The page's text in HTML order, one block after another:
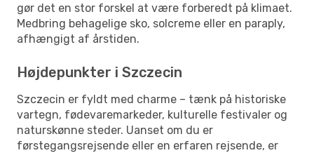
gør det en stor forskel at være forberedt på klimaet.
Medbring behagelige sko, solcreme eller en paraply,
afhængigt af årstiden.
Højdepunkter i Szczecin
Szczecin er fyldt med charme – tænk på historiske
vartegn, fødevaremarkeder, kulturelle festivaler og
naturskønne steder. Uanset om du er
førstegangsrejsende eller en erfaren rejsende, er